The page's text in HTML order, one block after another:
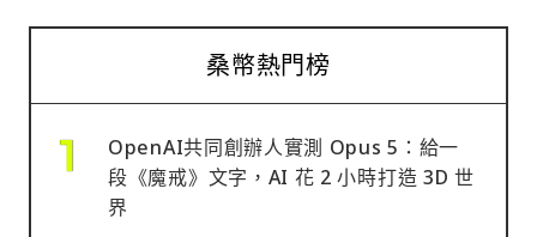
桑幣熱門榜
OpenAI共同創辦人實測 Opus 5：給一
段《魔戒》文字，AI 花 2 小時打造 3D 世
界